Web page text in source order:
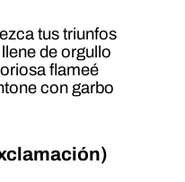
tus triunfos
de orgullo
flameé
con garbo
)